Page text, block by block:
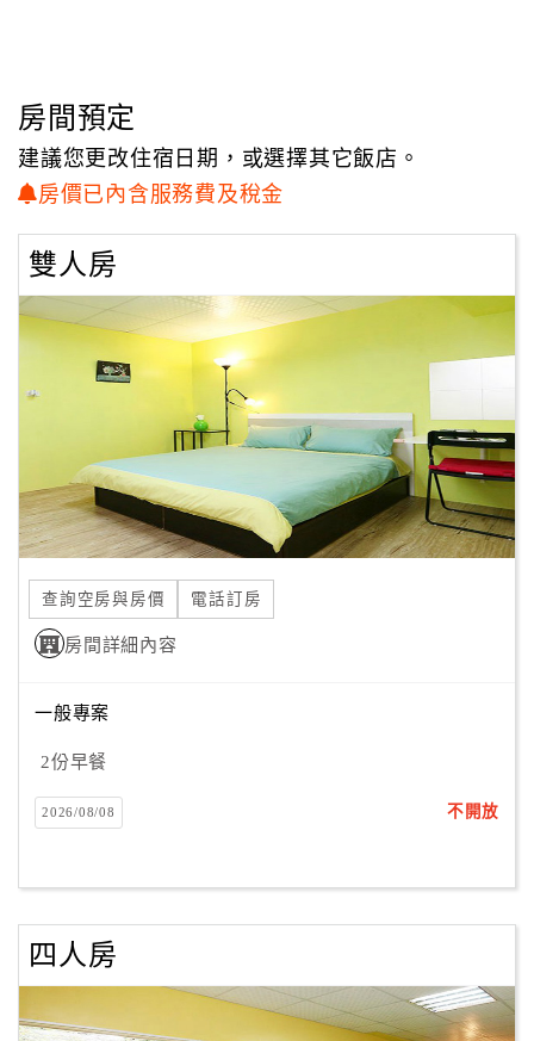
地
圖
顧
務
客
訂
單
管
理
員
戶
客
服
聯
單
房間預定
建議您更改住宿日期，或選擇其它飯店。
房價已內含服務費及稅金
雙人房
查詢空房與房價 電話訂房
房間詳細內容
一般專案
2份早餐
2026/08/08 不開放
四人房